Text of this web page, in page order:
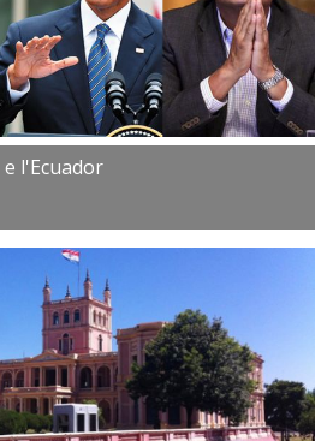
e l'Ecuador